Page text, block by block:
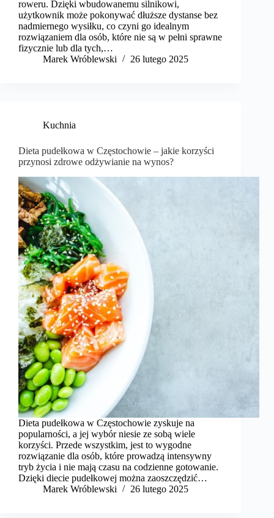
roweru. Dzięki wbudowanemu silnikowi,
użytkownik może pokonywać dłuższe dystanse bez
nadmiernego wysiłku, co czyni go idealnym
rozwiązaniem dla osób, które nie są w pełni sprawne
fizycznie lub dla tych,…
Marek Wróblewski
26 lutego 2025
Kuchnia
Dieta pudełkowa w Częstochowie – jakie korzyści
przynosi zdrowe odżywianie na wynos?
Dieta pudełkowa w Częstochowie zyskuje na
popularności, a jej wybór niesie ze sobą wiele
korzyści. Przede wszystkim, jest to wygodne
rozwiązanie dla osób, które prowadzą intensywny
tryb życia i nie mają czasu na codzienne gotowanie.
Dzięki diecie pudełkowej można zaoszczędzić…
Marek Wróblewski
26 lutego 2025